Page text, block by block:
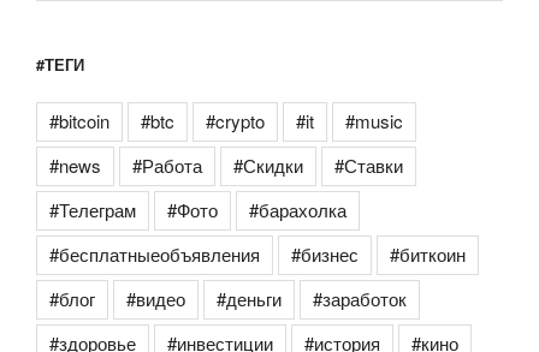
#ТЕГИ
#bitcoin #btc #crypto #it
#music
#news
#Работа #Скидки
#Ставки
#Телеграм
#Фото
#барахолка
#бесплатныеобъявления
#бизнес
#биткоин
#блог
#видео #деньги
#заработок
#здоровье
#инвестиции #история
#кино